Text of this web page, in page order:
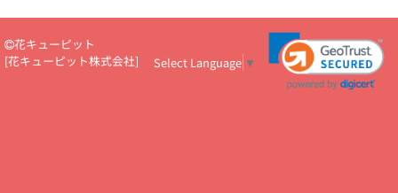
ール
新築引っ越し祝いコラム お祝い花のマナー総まとめ
職
場上司や先輩へ贈るお祝い花の正解は？
開店祝いの花 選び方ガイ
花キューピット
[花キューピット株式会社] Select Language ▼